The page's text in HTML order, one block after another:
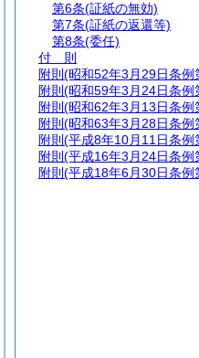
第6条(証紙の無効)
第7条(証紙の返還等)
第8条(委任)
付 則
附則 (昭和52年3月29日条例
附則 (昭和59年3月24日条例
附則 (昭和62年3月13日条例
附則 (昭和63年3月28日条例
附則 (平成8年10月11日条例
附則 (平成16年3月24日条例
附則 (平成18年6月30日条例